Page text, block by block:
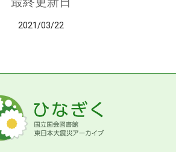
2021/03/22